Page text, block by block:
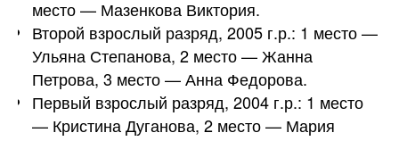
место — Мазенкова Виктория.
Второй взрослый разряд, 2005 г.р.: 1 место —
Ульяна Степанова, 2 место — Жанна
Петрова, 3 место — Анна Федорова.
Первый взрослый разряд, 2004 г.р.: 1 место
— Кристина Дуганова, 2 место — Мария